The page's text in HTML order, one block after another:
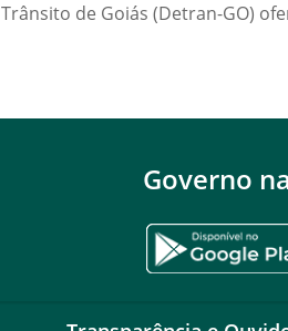
de Goiás (Detran-GO)
Governo